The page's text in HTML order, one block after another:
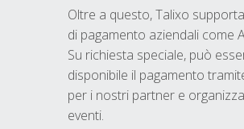
Oltre a questo, Talixo
di pagamento aziendali come
Su richiesta speciale, può
disponibile il pagamento
per i nostri partner e
eventi.